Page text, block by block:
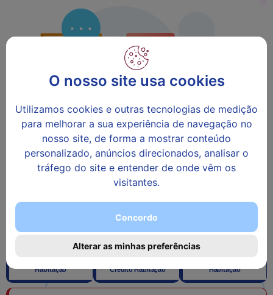
O nosso site usa cookies
Utilizamos cookies e outras tecnologias de medição
para melhorar a sua experiência de navegação no
nosso site, de forma a mostrar conteúdo
personalizado, anúncios direcionados, analisar o
tráfego do site e entender de onde vêm os
visitantes.
Concordo
Alterar as minhas preferências
BAIXE O SEU
CRÉDITO HABITAÇÃO
Nós ajudamos a encontrar a melhor solução.
Habitação
Crédito Habitação
Habitação